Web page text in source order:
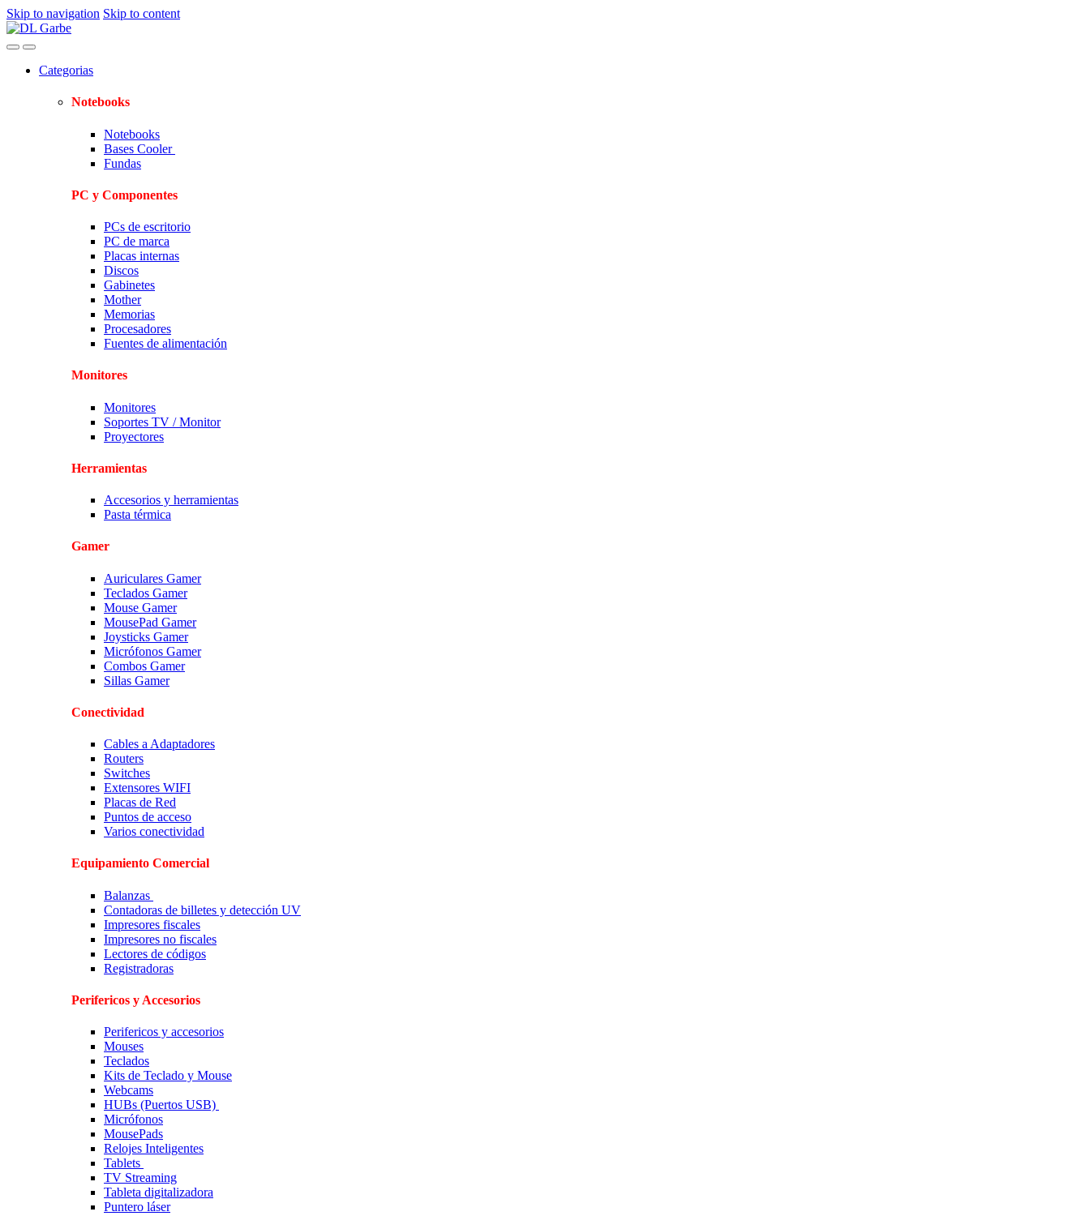
Skip to navigation Skip to content
Categorias
Notebooks
Notebooks
Bases Cooler
Fundas
PC y Componentes
PCs de escritorio
PC de marca
Placas internas
Discos
Gabinetes
Mother
Memorias
Procesadores
Fuentes de alimentación
Monitores
Monitores
Soportes TV / Monitor
Proyectores
Herramientas
Accesorios y herramientas
Pasta térmica
Gamer
Auriculares Gamer
Teclados Gamer
Mouse Gamer
MousePad Gamer
Joysticks Gamer
Micrófonos Gamer
Combos Gamer
Sillas Gamer
Conectividad
Cables a Adaptadores
Routers
Switches
Extensores WIFI
Placas de Red
Puntos de acceso
Varios conectividad
Equipamiento Comercial
Balanzas
Contadoras de billetes y detección UV
Impresores fiscales
Impresores no fiscales
Lectores de códigos
Registradoras
Perifericos y Accesorios
Perifericos y accesorios
Mouses
Teclados
Kits de Teclado y Mouse
Webcams
HUBs (Puertos USB)
Micrófonos
MousePads
Relojes Inteligentes
Tablets
TV Streaming
Tableta digitalizadora
Puntero láser